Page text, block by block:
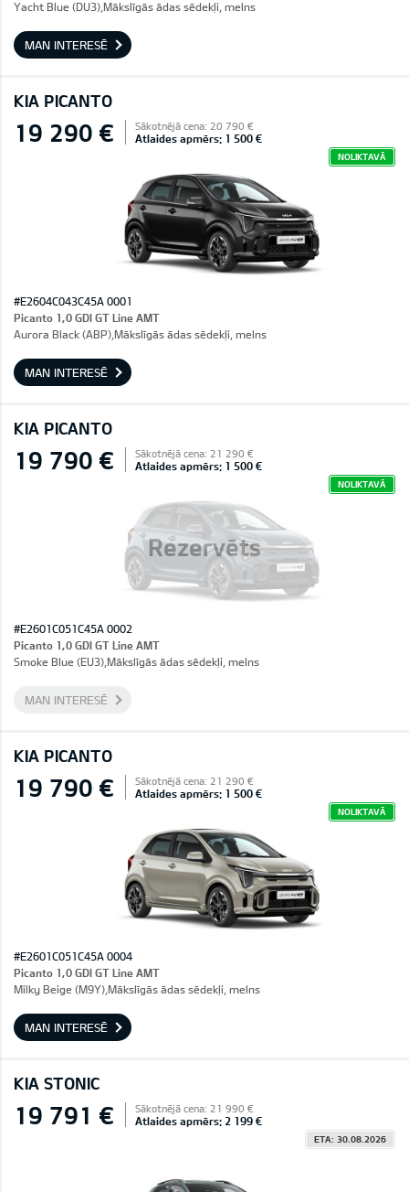
Yacht Blue (DU3),Mākslīgās ādas sēdekļi, melns
MAN INTERESĒ
KIA PICANTO
19 290 € Sākotnējā cena: 20 790 €
Atlaides apmērs: 1 500 €
NOLIKTAVĀ
#E2604C043C45A 0001
Picanto 1,0 GDI GT Line AMT
Aurora Black (ABP),Mākslīgās ādas sēdekļi, melns
MAN INTERESĒ
KIA PICANTO
Rezervēts
19 790 € Sākotnējā cena: 21 290 €
Atlaides apmērs: 1 500 €
NOLIKTAVĀ
#E2601C051C45A 0002
Picanto 1,0 GDI GT Line AMT
Smoke Blue (EU3),Mākslīgās ādas sēdekļi, melns
MAN INTERESĒ
KIA PICANTO
19 790 € Sākotnējā cena: 21 290 €
Atlaides apmērs: 1 500 €
NOLIKTAVĀ
#E2601C051C45A 0004
Picanto 1,0 GDI GT Line AMT
Milky Beige (M9Y),Mākslīgās ādas sēdekļi, melns
MAN INTERESĒ
KIA STONIC
19 791 € Sākotnējā cena: 21 990 €
Atlaides apmērs: 2 199 €
ETA: 30.08.2026